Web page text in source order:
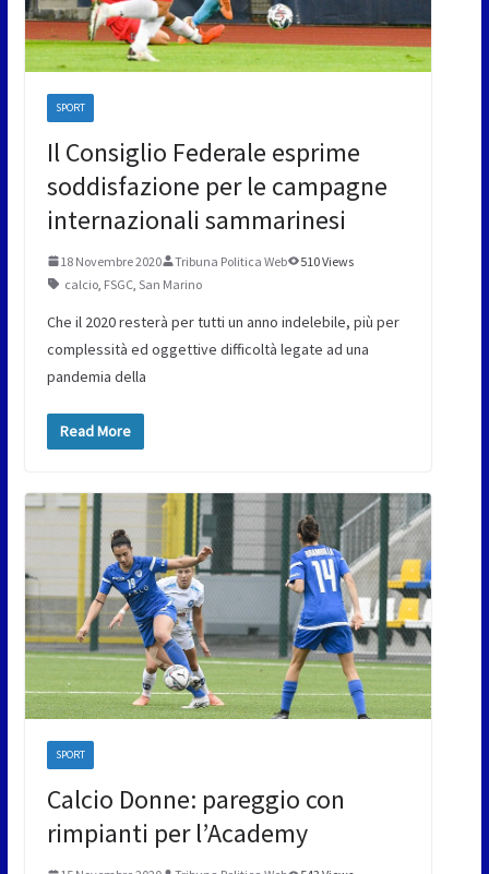
SPORT
Il Consiglio Federale esprime
soddisfazione per le campagne
internazionali sammarinesi
18 Novembre 2020 Tribuna Politica Web
510 Views
calcio, FSGC, San Marino
Che il 2020 resterà per tutti un anno indelebile, più per
complessità ed oggettive difficoltà legate ad una
pandemia della
Read More
SPORT
Calcio Donne: pareggio con
rimpianti per l’Academy